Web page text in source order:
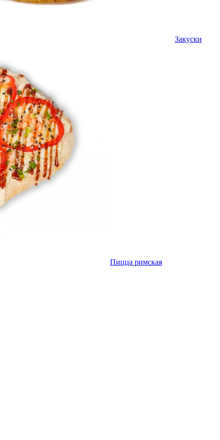
Закуски
Пицца римская